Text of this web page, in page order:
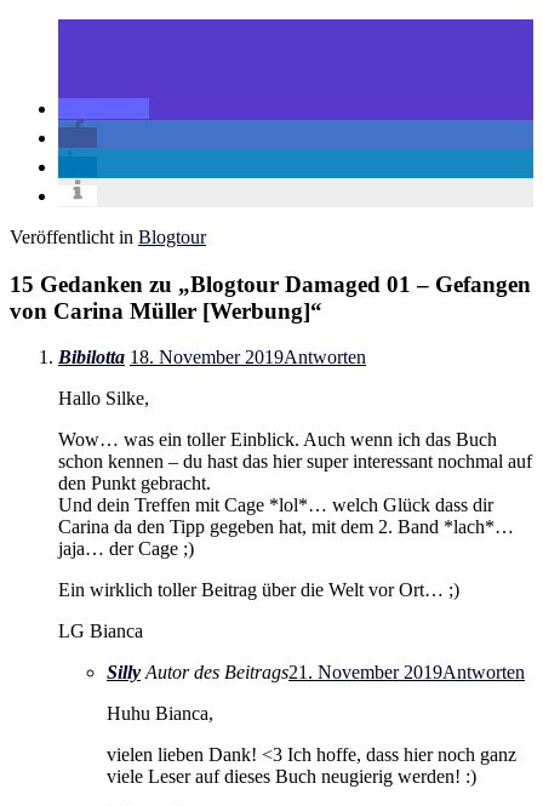
Veröffentlicht in Blogtour
15 Gedanken zu „Blogtour Damaged 01 – Gefangen
von Carina Müller [Werbung]“
Bibilotta 18. November 2019Antworten
Hallo Silke,
Wow… was ein toller Einblick. Auch wenn ich das Buch
schon kennen – du hast das hier super interessant nochmal auf
den Punkt gebracht.
Und dein Treffen mit Cage *lol*… welch Glück dass dir
Carina da den Tipp gegeben hat, mit dem 2. Band *lach*…
jaja… der Cage ;)
Ein wirklich toller Beitrag über die Welt vor Ort… ;)
LG Bianca
Silly Autor des Beitrags21. November 2019Antworten
Huhu Bianca,
vielen lieben Dank! <3 Ich hoffe, dass hier noch ganz
viele Leser auf dieses Buch neugierig werden! :)